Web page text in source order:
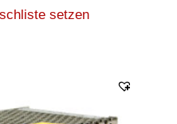
setzen